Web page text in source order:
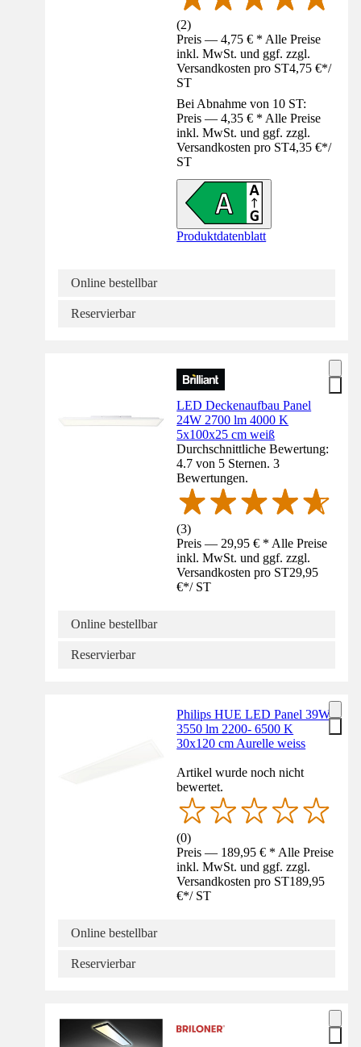
(2)
Preis — 4,75 € * Alle Preise
inkl. MwSt. und ggf. zzgl.
Versandkosten pro ST4,75 €*/
ST
Bei Abnahme von 10 ST:
Preis — 4,35 € * Alle Preise
inkl. MwSt. und ggf. zzgl.
Versandkosten pro ST4,35 €*/
ST
Produktdatenblatt
Online bestellbar
Reservierbar
LED Deckenaufbau Panel
24W 2700 lm 4000 K
5x100x25 cm weiß
Durchschnittliche Bewertung:
4.7 von 5 Sternen. 3
Bewertungen.
(3)
Preis — 29,95 € * Alle Preise
inkl. MwSt. und ggf. zzgl.
Versandkosten pro ST29,95
€*/ ST
Online bestellbar
Reservierbar
Philips HUE LED Panel 39W
3550 lm 2200- 6500 K
30x120 cm Aurelle weiss
Artikel wurde noch nicht
bewertet.
(0)
Preis — 189,95 € * Alle Preise
inkl. MwSt. und ggf. zzgl.
Versandkosten pro ST189,95
€*/ ST
Online bestellbar
Reservierbar